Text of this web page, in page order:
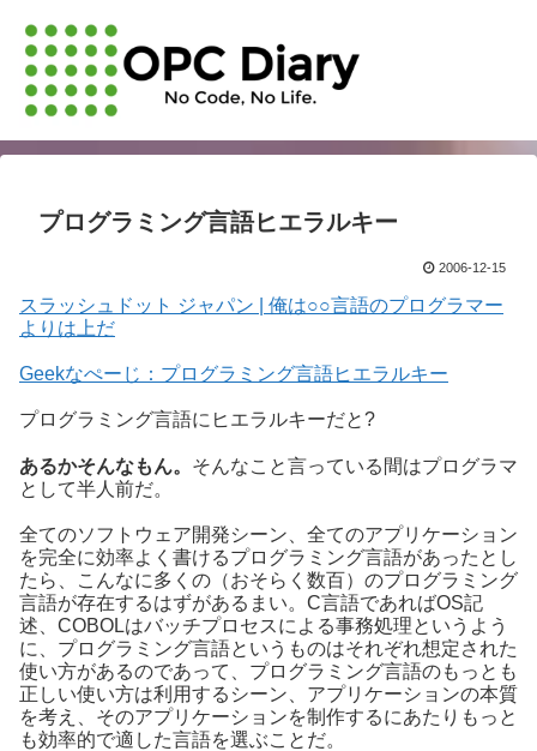
プログラミング言語ヒエラルキー
2006-12-15
スラッシュドット ジャパン | 俺は○○言語のプログラマー
よりは上だ
Geekなぺーじ：プログラミング言語ヒエラルキー
プログラミング言語にヒエラルキーだと?
あるかそんなもん。 そんなこと言っている間はプログラマ
として半人前だ。
全てのソフトウェア開発シーン、全てのアプリケーション
を完全に効率よく書けるプログラミング言語があったとし
たら、こんなに多くの（おそらく数百）のプログラミング
言語が存在するはずがあるまい。C言語であればOS記
述、COBOLはバッチプロセスによる事務処理というよう
に、プログラミング言語というものはそれぞれ想定された
使い方があるのであって、プログラミング言語のもっとも
正しい使い方は利用するシーン、アプリケーションの本質
を考え、そのアプリケーションを制作するにあたりもっと
も効率的で適した言語を選ぶことだ。